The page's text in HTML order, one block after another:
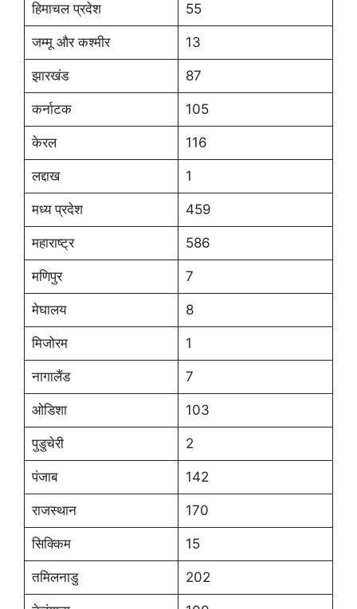
हिमाचल प्रदेश 55
जम्मू और कश्मीर 13
झारखंड 87
कर्नाटक 105
केरल 116
लद्दाख 1
मध्य प्रदेश 459
महाराष्ट्र 586
मणिपुर 7
मेघालय 8
मिजोरम 1
नागालैंड 7
ओडिशा 103
पुडुचेरी 2
पंजाब 142
राजस्थान 170
सिक्किम 15
तमिलनाडु 202